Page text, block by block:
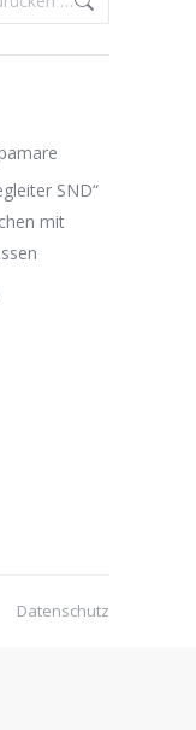
SND“
mit
Datenschutz